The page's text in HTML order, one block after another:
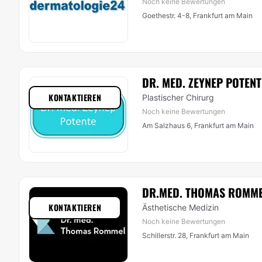
Goethestr. 4-8, Frankfurt am Main
DR. MED. ZEYNEP
Plastischer Chirurg
Noch keine Bewertungen
Am Salzhaus 6, Frankfurt am Main
KONTAKTIEREN
DR.MED. THOMAS
Ästhetische Medizin
Noch keine Bewertungen
Schillerstr. 28, Frankfurt am Main
KONTAKTIEREN